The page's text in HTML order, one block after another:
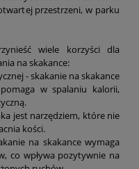
przestrzeni, w parku
wiele korzyści dla
na skakance:
- skakanie na skakance
w spalaniu kalorii,
jest narzędziem, które nie
kości.
na skakance wymaga
co wpływa pozytywnie na